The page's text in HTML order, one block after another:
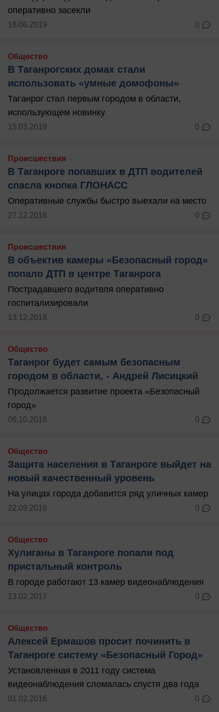
оперативно засекли
18.06.2019 0
Общество
В Таганрогских домах стали
использовать «умные домофоны»
Таганрог стал первым городом в области,
использующем новинку
15.03.2019 0
Происшествия
В Таганроге попавших в ДТП водителей
спасла кнопка ГЛОНАСС
Оперативные службы быстро выехали на место
27.12.2018 0
Происшествия
В объектив камеры «Безопасный город»
попало ДТП в центре Таганрога
Пострадавшего водителя оперативно
госпитализировали
13.12.2018 0
Общество
Таганрог будет самым безопасным
городом в области, - Андрей Лисицкий
Продолжается развитие проекта «Безопасный
город»
06.10.2018 0
Общество
Защита населения в Таганроге выйдет на
новый качественный уровень
На улицах города добавится ряд уличных камер
22.09.2018 0
Общество
Хулиганы в Таганроге попали под
пристальный контроль
В городе работают 13 камер видеонаблюдения
13.02.2017 0
Общество
Алексей Ермашов просит починить в
Таганроге систему «Безопасный Город»
Установленная в 2011 году система
видеонаблюдения сломалась спустя два года
01.02.2016 0